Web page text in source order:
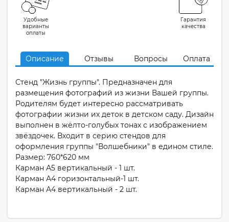
Удобные
варианты
оплаты
Гарантия
качества
Описание Отзывы Вопросы Оплата
Стенд "Жизнь группы". Предназначен для
размещения фотографий из жизни Вашей группы.
Родителям будет интересно рассматривать
фотографии жизни их деток в детском саду. Дизайн
выполнен в жёлто-голубых тонах с изображением
звёздочек. Входит в серию стендов для
оформления группы "Волшебники" в едином стиле.
Размер: 760*620 мм
Карман А5 вертикальный - 1 шт.
Карман А4 горизонтальный-1 шт.
Карман А4 вертикальный - 2 шт.